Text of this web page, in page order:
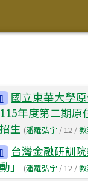
國立東華大學
年度第二期原
生 (潘羅弘宇 / 12 /
台灣金融研訓
」
(潘羅弘宇 / 12 /